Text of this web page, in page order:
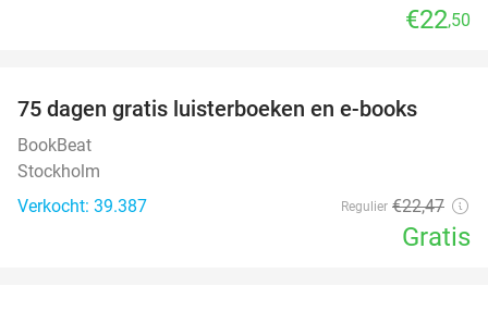
€22,50
75 dagen gratis luisterboeken en e-books
BookBeat
Stockholm
Verkocht: 39.387
Regulier €22,47
Gratis